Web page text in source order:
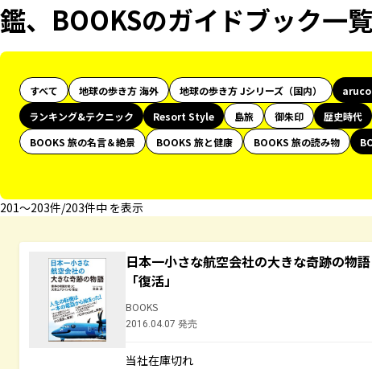
鑑、BOOKSのガイドブック一覧
すべて 地球の歩き方 海外 地球の歩き方 Jシリーズ（国内） aruco
ランキング&テクニック
Resort Style 島旅 御朱印 歴史時代
BOOKS 旅の名言＆絶景
BOOKS 旅と健康 BOOKS 旅の読み物
201〜203件/203件中 を表示
日本一小さな航空会社の大きな奇跡の物
「復活」
BOOKS
2016.04.07 発売
当社在庫切れ